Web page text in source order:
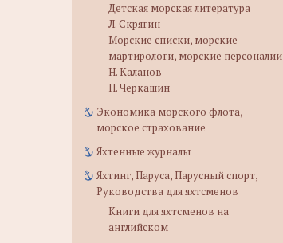
Детская морская литература
Л. Скрягин
Морские списки, морские
мартирологи, морские персоналии
Н. Каланов
Н. Черкашин
Экономика морского флота,
морское страхование
Яхтенные журналы
Яхтинг, Паруса, Парусный спорт,
Руководства для яхтсменов
Книги для яхтсменов на
английском